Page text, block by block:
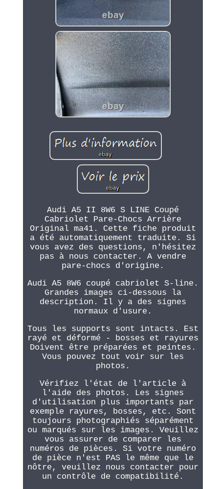
Audi A5 II 8W6 S LINE Coupé
Cabriolet Pare-Chocs Arrière
Original ma41. Cette fiche produit
a été automatiquement traduite. Si
vous avez des questions, n'hésitez
pas à nous contacter. A vendre
pare-chocs d'origine.
Audi A5 8W6 coupé cabriolet S-line.
Grandes images ci-dessous la
description. Il y a des signes
normaux d'usure.
Tous les supports sont intacts. Est
rayé et déformé - bosses et rayures
Doivent être préparées et peintes.
Vous pouvez tout voir sur les
photos.
Vérifiez l'état de l'article à
l'aide des photos. Les signes
d'utilisation plus importants par
exemple rayures, bosses, etc. Sont
toujours photographiés séparément
ou marqués sur les images. Veuillez
vous assurer de comparer les
numéros de pièces. Si votre numéro
de pièce n'est PAS le même que le
nôtre, veuillez nous contacter pour
un contrôle de compatibilité.